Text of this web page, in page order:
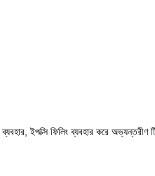
ব্যবহার, ইপক্সি ফিলিং ব্যবহার করে